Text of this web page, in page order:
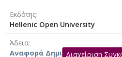
Τέλος, θα γίνει αναφορά στις
αντιμετωπίζει το πεδίο της
παρακαμφθούν. Έπειτα, θα
που εμφανίζει το πεδίο στο
emphasis is placed on the role of
development, as the jobs it
and utilizing resources often
Εκδότης
Hellenic Open University
Άδεια
Αναφορά Δημιουργού-Μη
Διαχείριση